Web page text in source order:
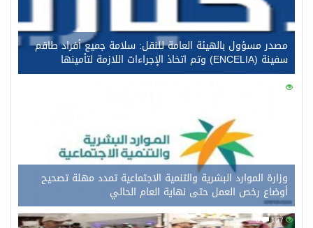
مصدر مسؤول بالهيئة العامة للنقل: سلامة جميع أفراد طاقم
سفينة (ENCELIA) وتم اتخاذ الإجراءات اللازمة لتأمينها
126
وزارة الموارد البشرية والتنمية الاجتماعية تمدد مهلة تصحيح
أوضاع رخص العمل حتى نهاية العام الحالي
107
0